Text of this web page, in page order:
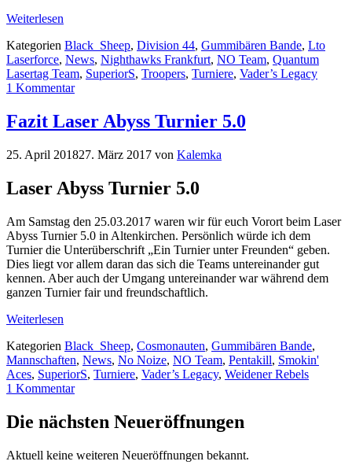
Weiterlesen
Kategorien Black_Sheep, Division 44, Gummibären Bande, Lto
Laserforce, News, Nighthawks Frankfurt, NO Team, Quantum
Lasertag Team, SuperiorS, Troopers, Turniere, Vader’s Legacy
1 Kommentar
Fazit Laser Abyss Turnier 5.0
25. April 201827. März 2017 von Kalemka
Laser Abyss Turnier 5.0
Am Samstag den 25.03.2017 waren wir für euch Vorort beim Laser
Abyss Turnier 5.0 in Altenkirchen. Persönlich würde ich dem
Turnier die Unterüberschrift „Ein Turnier unter Freunden“ geben.
Dies liegt vor allem daran das sich die Teams untereinander gut
kennen. Aber auch der Umgang untereinander war während dem
ganzen Turnier fair und freundschaftlich.
Weiterlesen
Kategorien Black_Sheep, Cosmonauten, Gummibären Bande,
Mannschaften, News, No Noize, NO Team, Pentakill, Smokin'
Aces, SuperiorS, Turniere, Vader’s Legacy, Weidener Rebels
1 Kommentar
Die nächsten Neueröffnungen
Aktuell keine weiteren Neueröffnungen bekannt.